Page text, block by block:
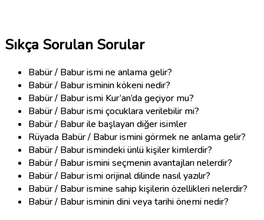
Sıkça Sorulan Sorular
Babür / Babur ismi ne anlama gelir?
Babür / Babur isminin kökeni nedir?
Babür / Babur ismi Kur’an’da geçiyor mu?
Babür / Babur ismi çocuklara verilebilir mi?
Babür / Babur ile başlayan diğer isimler
Rüyada Babür / Babur ismini görmek ne anlama gelir?
Babür / Babur ismindeki ünlü kişiler kimlerdir?
Babür / Babur ismini seçmenin avantajları nelerdir?
Babür / Babur ismi orijinal dilinde nasıl yazılır?
Babür / Babur ismine sahip kişilerin özellikleri nelerdir?
Babür / Babur isminin dini veya tarihi önemi nedir?